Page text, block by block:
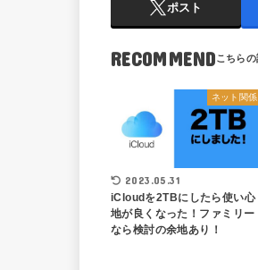
ポスト
RECOMMEND
ネット関係
2023.05.31
iCloudを2TBにしたら使い心
地が良くなった！ファミリー
なら検討の余地あり！